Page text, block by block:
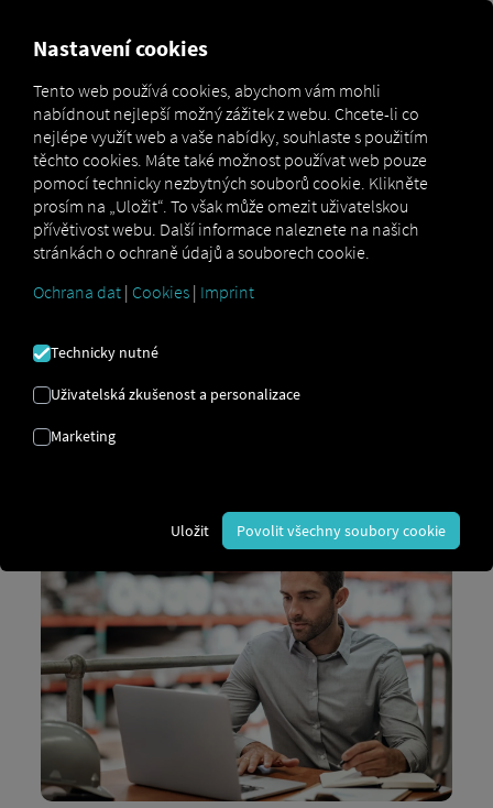
Glossar Was bedeutet TMS?
TMS
TMS je zkratka proTransport Management System
(systém řízení dopravy) a je podoblastí Supply Chain
Management (SCM). Jednoduše řečeno, TMS je
plánování, provádění a optimalizaci přepravních
správu vozových parků nákladních vozidel, ačkoli
tento druh dopravy může zahrnovat i lodě, letadla
nebo vlaky.
Nastavení cookies
Tento web používá cookies, abychom vám mohli
nabídnout nejlepší možný zážitek z webu. Chcete-li co
nejlépe využít web a vaše nabídky, souhlaste s použitím
těchto cookies. Máte také možnost používat web pouze
pomocí technicky nezbytných souborů cookie. Klikněte
prosím na „Uložit“. To však může omezit uživatelskou
přívětivost webu. Další informace naleznete na našich
stránkách o ochraně údajů a souborech cookie.
Ochrana dat | Cookies | Imprint
Technicky nutné
Uživatelská zkušenost a personalizace
Marketing
Uložit Povolit všechny soubory cookie